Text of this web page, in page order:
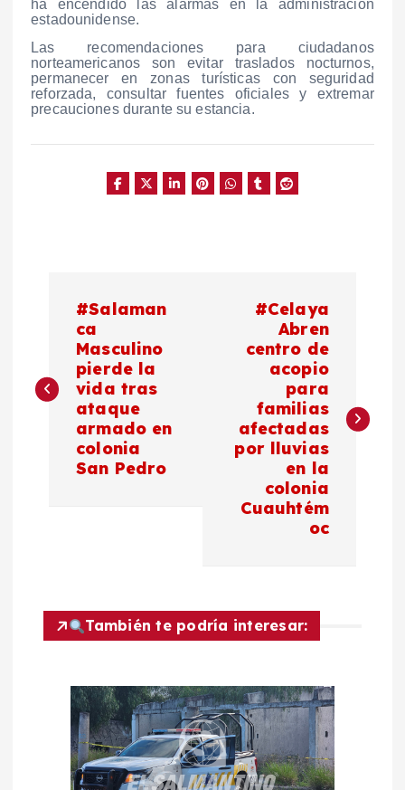
ha encendido las alarmas en la administración
estadounidense.
Las recomendaciones para ciudadanos
norteamericanos son evitar traslados nocturnos,
permanecer en zonas turísticas con seguridad
reforzada, consultar fuentes oficiales y extremar
precauciones durante su estancia.
v
ó
#Salaman
ca
Masculino
pierde la
vida tras
ataque
armado en
colonia
San Pedro
#Celaya
Abren
centro de
acopio
para
familias
afectadas
por lluvias
en la
colonia
Cuauhtém
oc
También te podría interesar: